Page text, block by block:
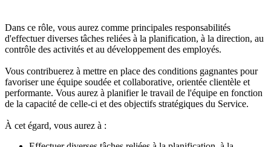
Dans ce rôle, vous aurez comme principales responsabilités
d'effectuer diverses tâches reliées à la planification, à la direction, au
contrôle des activités et au développement des employés.
Vous contribuerez à mettre en place des conditions gagnantes pour
favoriser une équipe soudée et collaborative, orientée clientèle et
performante. Vous aurez à planifier le travail de l'équipe en fonction
de la capacité de celle-ci et des objectifs stratégiques du Service.
À cet égard, vous aurez à :